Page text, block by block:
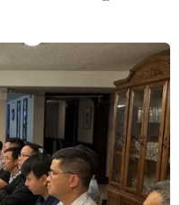
nghệ Trung Quốc